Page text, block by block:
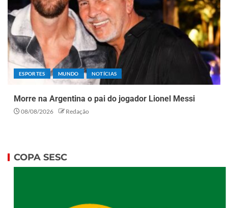
ESPORTES MUNDO NOTÍCIAS
Morre na Argentina o pai do jogador Lionel Messi
08/08/2026 Redação
COPA SESC